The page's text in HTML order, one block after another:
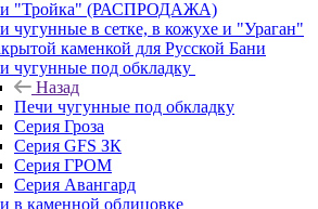
"Тройка" (РАСПРОДАЖА)
чугунные в сетке, в кожухе и "Ураган"
каменкой для Русской Бани
чугунные под обкладку
Назад
Печи чугунные под обкладку
Серия Гроза
Серия GFS ЗК
Серия ГРОМ
Серия Авангард
в каменной облицовке